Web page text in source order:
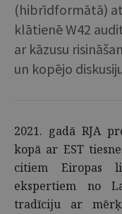
(hibrīdformātā)
klātienē W42
ar kāzusu
un kopējo
2021. gadā RJA
kopā ar EST
citiem Eiropas
ekspertiem no
tradīciju ar